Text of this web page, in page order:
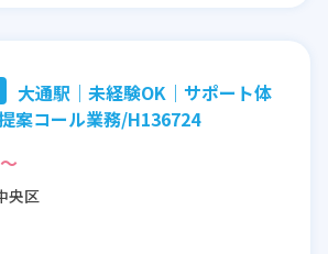
大通駅｜未経験OK｜サポート体
案コール業務/H136724
央区